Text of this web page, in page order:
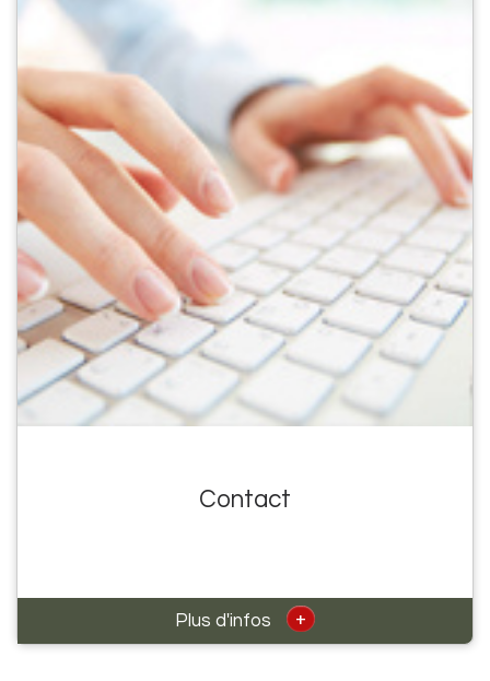
Contact
Plus d'infos +